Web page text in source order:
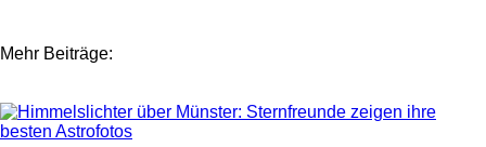
Mehr Beiträge: